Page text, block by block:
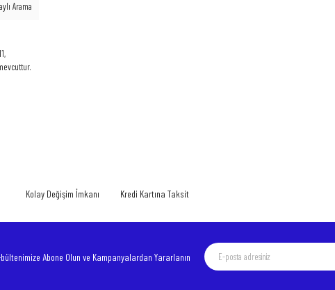
Arama
Kolay Değişim İmkanı Kredi Kartına Taksit
bültenimize Abone Olun ve Kampanyalardan Yararlanın